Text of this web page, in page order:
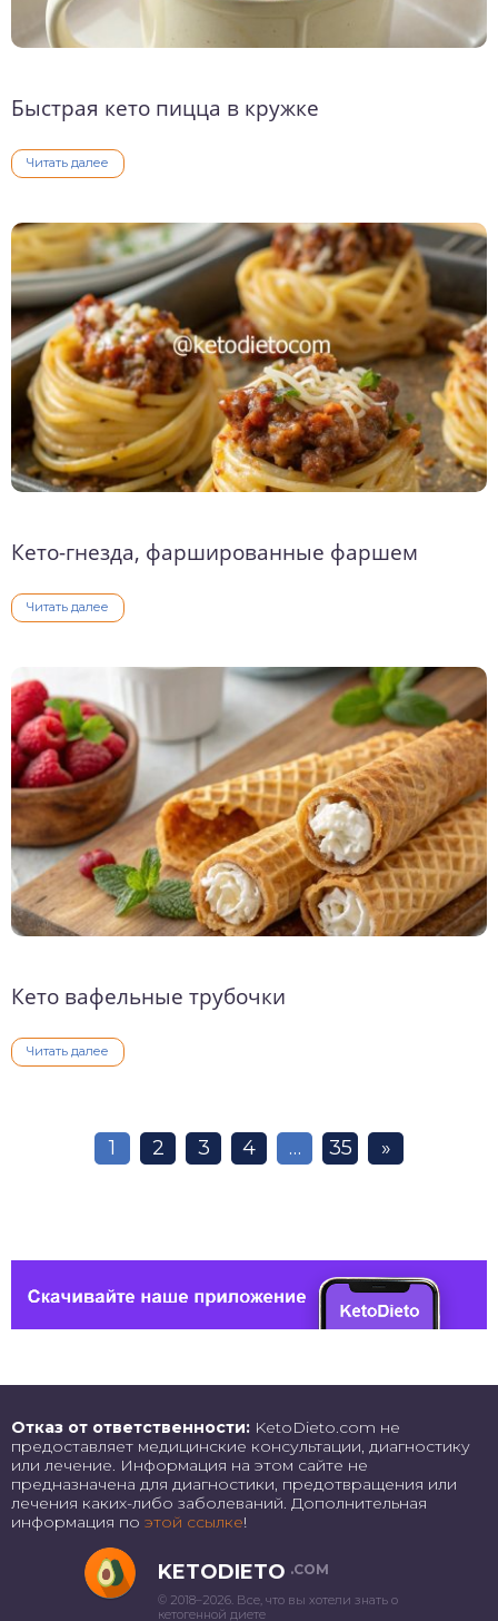
Быстрая кето пицца в кружке
Читать далее
Кето-гнезда, фаршированные фаршем
Читать далее
Кето вафельные трубочки
Читать далее
1 2 3 4 … 35 »
Отказ от ответственности: KetoDieto.com не
предоставляет медицинские консультации, диагностику
или лечение. Информация на этом сайте не
предназначена для диагностики, предотвращения или
лечения каких-либо заболеваний. Дополнительная
информация по этой ссылке!
KETODIETO .COM
© 2018–2026. Все, что вы хотели знать о
кетогенной диете